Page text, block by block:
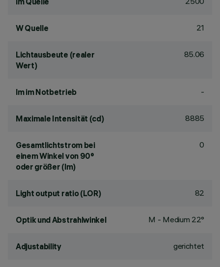
W Quelle 21
Lichtausbeute (realer
Wert)
85.06
lm im Notbetrieb -
Maximale Intensität (cd) 8885
Gesamtlichtstrom bei
einem Winkel von 90°
oder größer (lm)
0
Light output ratio (LOR) 82
Optik und Abstrahlwinkel M - Medium 22°
Adjustability gerichtet